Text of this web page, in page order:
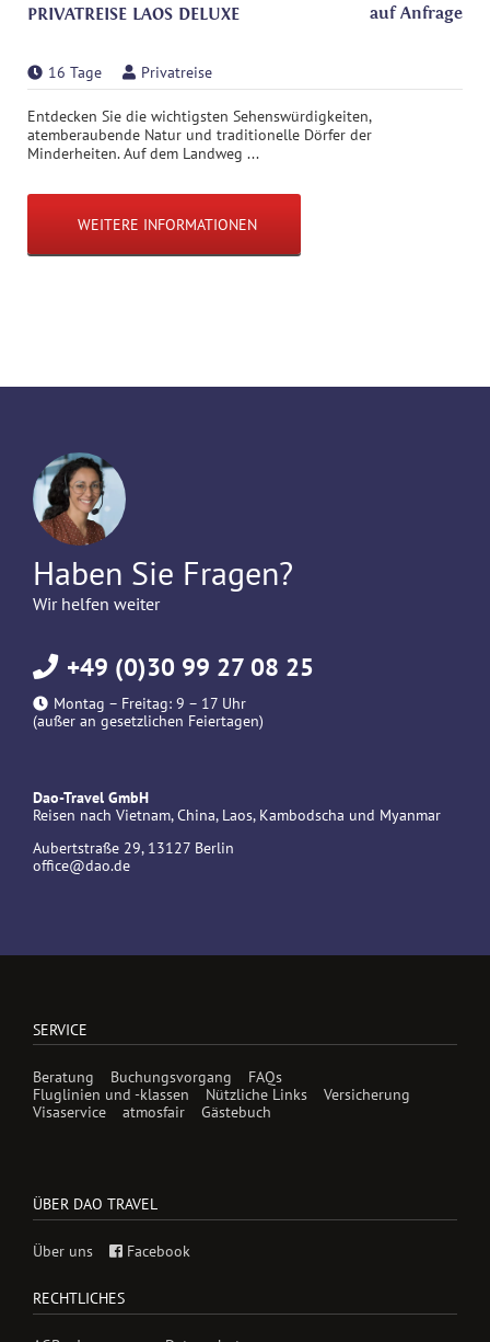
PRIVATREISE LAOS DELUXE auf Anfrage
16 Tage Privatreise
Entdecken Sie die wichtigsten Sehenswürdigkeiten,
atemberaubende Natur und traditionelle Dörfer der
Minderheiten. Auf dem Landweg ...
WEITERE INFORMATIONEN
Haben Sie Fragen?
Wir helfen weiter
+49 (0)30 99 27 08 25
Montag – Freitag: 9 – 17 Uhr
(außer an gesetzlichen Feiertagen)
Dao-Travel GmbH
Reisen nach Vietnam, China, Laos, Kambodscha und Myanmar
Aubertstraße 29, 13127 Berlin
office@dao.de
SERVICE
Beratung Buchungsvorgang
FAQs
Fluglinien und -klassen
Nützliche Links
Versicherung
Visaservice
atmosfair Gästebuch
ÜBER DAO TRAVEL
Über uns Facebook
RECHTLICHES